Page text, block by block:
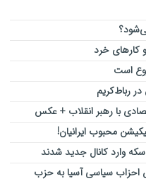
است
با رهبر انقلاب + عکس
محبوب ایرانیان!
وارد کانال جدید شدند
احزاب سیاسی آسیا به حزب